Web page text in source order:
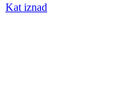
Kat iznad